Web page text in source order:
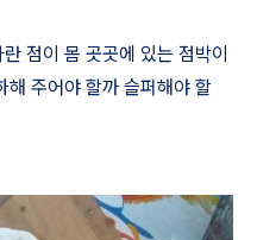
점이 몸 곳곳에 있는 점박이
해 주어야 할까 슬퍼해야 할